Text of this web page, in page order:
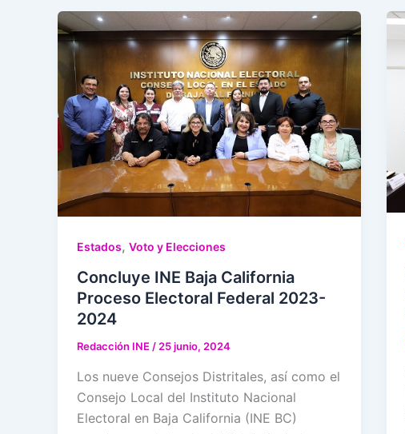
Estados, Voto y Elecciones
Concluye INE Baja California
Proceso Electoral Federal 2023-
2024
Redacción INE / 25 junio, 2024
Los nueve Consejos Distritales, así como el
Consejo Local del Instituto Nacional
Electoral en Baja California (INE BC)